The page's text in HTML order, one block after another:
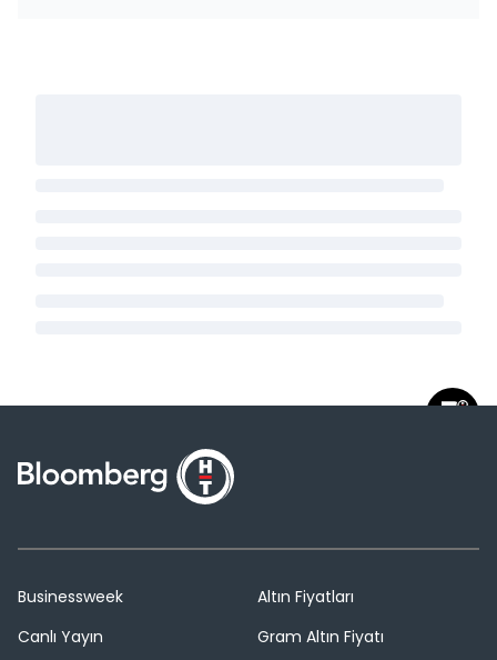
Businessweek
Canlı Yayın
Altın Fiyatları
Gram Altın Fiyatı